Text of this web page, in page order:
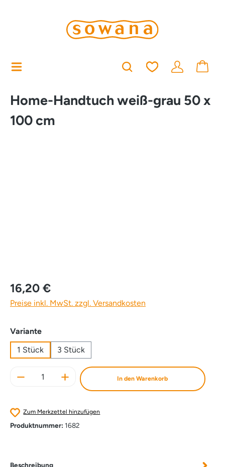
Du hast 0
Home-Handtuch weiß-grau 50 x
100 cm
16,20 €
Preise inkl. MwSt. zzgl. Versandkosten
Varianteauswählen
1 Stück
3 Stück
Produkt Anzahl: Gib den gewünschten
In den Warenkorb
Zum Merkzettel hinzufügen
Produktnummer: 1682
Beschreibung